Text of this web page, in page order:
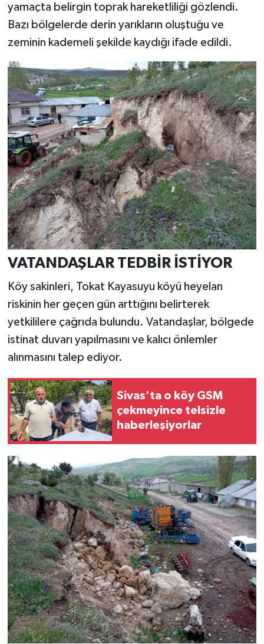
yamaçta belirgin toprak hareketliliği gözlendi.
Bazı bölgelerde derin yarıkların oluştuğu ve
zeminin kademeli şekilde kaydığı ifade edildi.
VATANDAŞLAR TEDBİR İSTİYOR
Köy sakinleri, Tokat Kayasuyu köyü heyelan
riskinin her geçen gün arttığını belirterek
yetkililere çağrıda bulundu. Vatandaşlar, bölgede
istinat duvarı yapılmasını ve kalıcı önlemler
alınmasını talep ediyor.
Sivas'ta o köy GSM
çekmeyince telsizle
haberleşiyorlar